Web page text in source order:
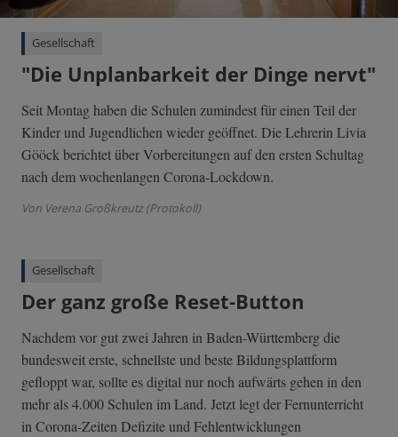
Gesellschaft
"Die Unplanbarkeit der Dinge nervt"
Seit Montag haben die Schulen zumindest für einen Teil der
Kinder und Jugendlichen wieder geöffnet. Die Lehrerin Livia
Gööck berichtet über Vorbereitungen auf den ersten Schultag
nach dem wochenlangen Corona-Lockdown.
Von Verena Großkreutz (Protokoll)
Gesellschaft
Der ganz große Reset-Button
Nachdem vor gut zwei Jahren in Baden-Württemberg die
bundesweit erste, schnellste und beste Bildungsplattform
gefloppt war, sollte es digital nur noch aufwärts gehen in den
mehr als 4.000 Schulen im Land. Jetzt legt der Fernunterricht
in Corona-Zeiten Defizite und Fehlentwicklungen